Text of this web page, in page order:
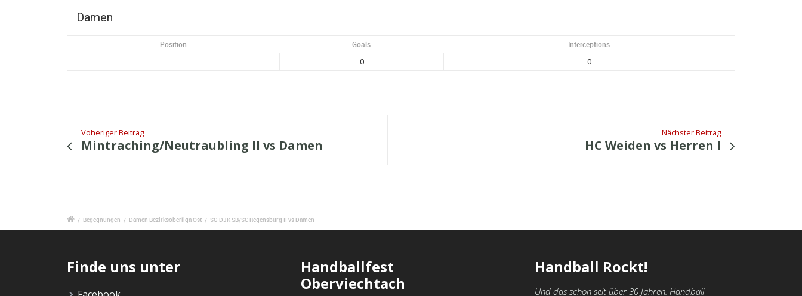
Damen
Position Goals Interceptions
0 0
Voheriger Beitrag
Mintraching/Neutraubling II vs Damen
Nächster Beitrag
HC Weiden vs Herren I
/ Begegnungen / Damen Bezirksoberliga Ost / SG DJK SB/SC Regensburg II vs Damen
Finde uns unter
Handballfest
Oberviechtach
Handball Rockt!
Und das schon seit über 30 Jahren. Handball